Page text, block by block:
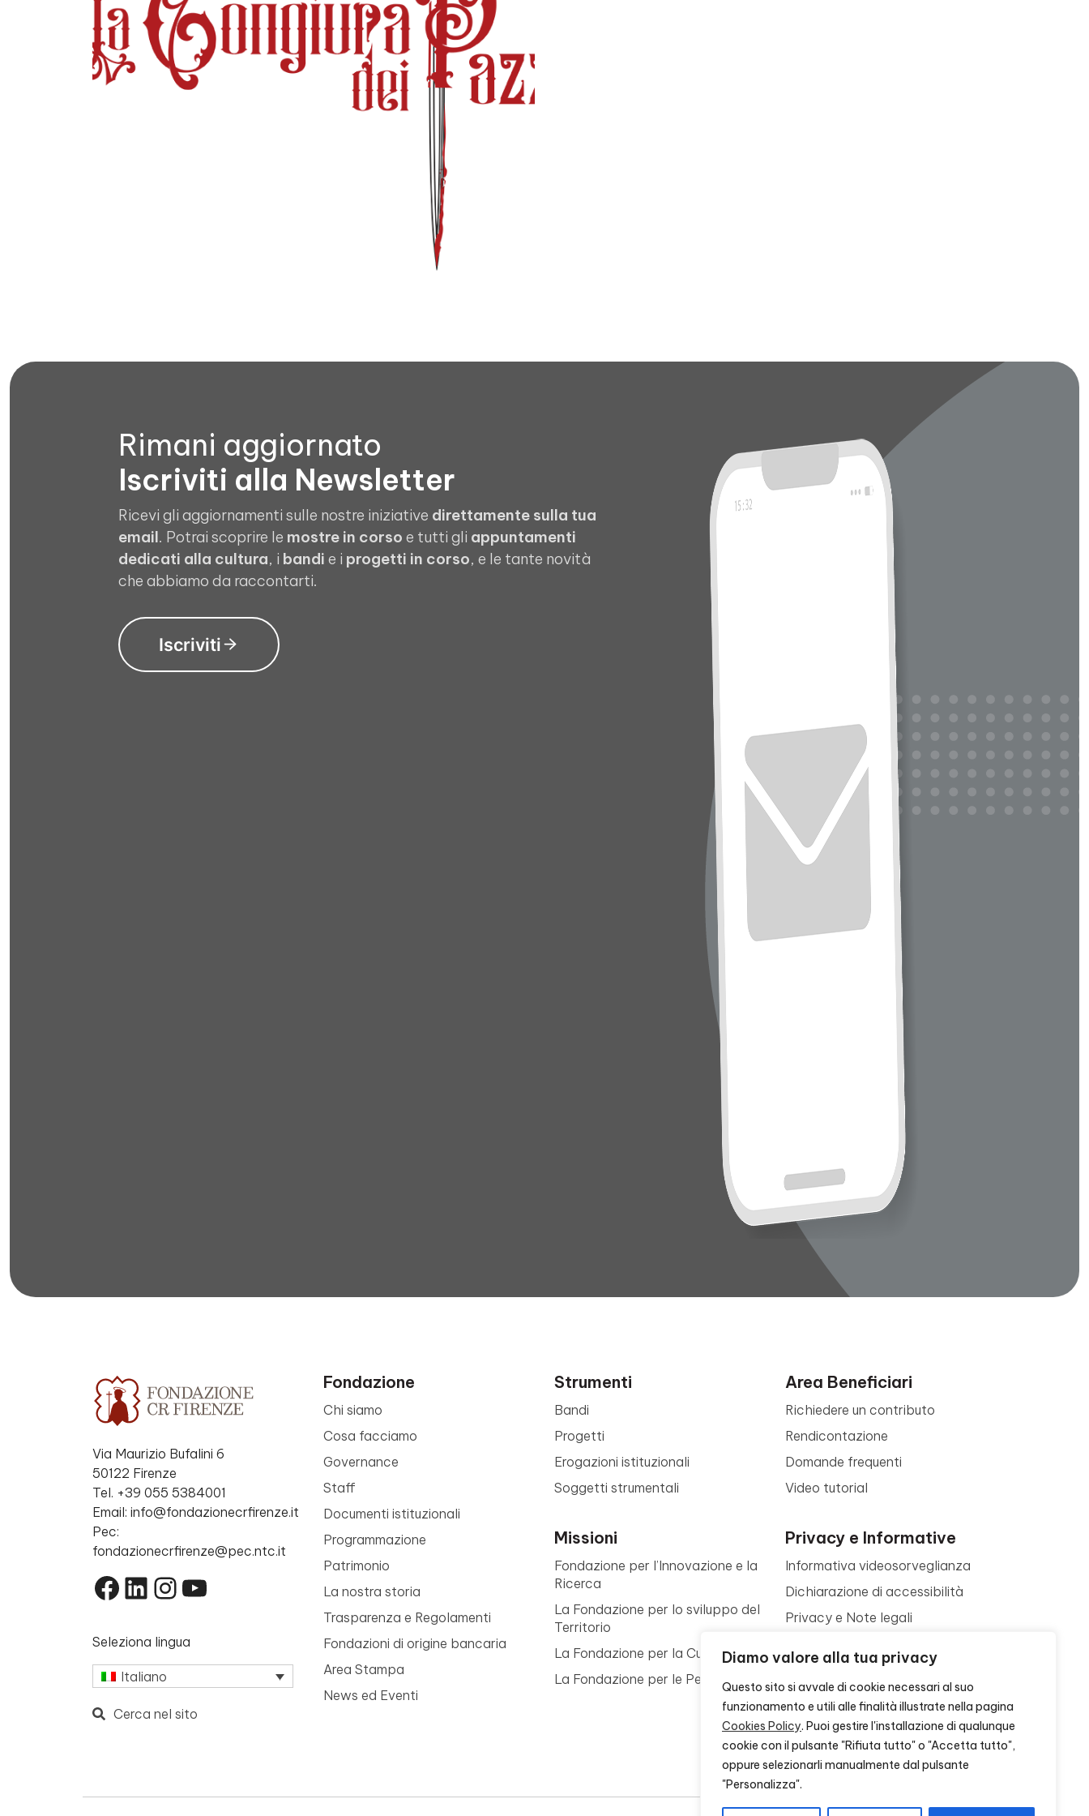
Diamo valore alla tua privacy
Questo sito si avvale di cookie necessari al suo
funzionamento e utili alle finalità illustrate nella pagina
Cookies Policy. Puoi gestire l'installazione di qualunque
cookie con il pulsante "Rifiuta tutto" o "Accetta tutto",
oppure selezionarli manualmente dal pulsante
"Personalizza".
Rimani aggiornato
Iscriviti alla Newsletter
Ricevi gli aggiornamenti sulle nostre iniziative direttamente sulla tua
email. Potrai scoprire le mostre in corso e tutti gli appuntamenti
dedicati alla cultura, i bandi e i progetti in corso, e le tante novità
che abbiamo da raccontarti.
Iscriviti
Via Maurizio Bufalini 6
50122 Firenze
Tel. +39 055 5384001
Email: info@fondazionecrfirenze.it
Pec:
fondazionecrfirenze@pec.ntc.it
Facebook
LinkedIn
Instagram
YouTube
Seleziona lingua
Italiano
Cerca nel sito
Fondazione
Chi siamo
Cosa facciamo
Governance
Staff
Documenti istituzionali
Programmazione
Patrimonio
La nostra storia
Trasparenza e Regolamenti
Fondazioni di origine bancaria
Area Stampa
News ed Eventi
Strumenti
Bandi
Progetti
Erogazioni istituzionali
Soggetti strumentali
Missioni
Fondazione per l’Innovazione e la
Ricerca
La Fondazione per lo sviluppo del
Territorio
La Fondazione per la Cultura
La Fondazione per le Persone
Area Beneficiari
Richiedere un contributo
Rendicontazione
Domande frequenti
Video tutorial
Privacy e Informative
Informativa videosorveglianza
Dichiarazione di accessibilità
Privacy e Note legali
Contattaci